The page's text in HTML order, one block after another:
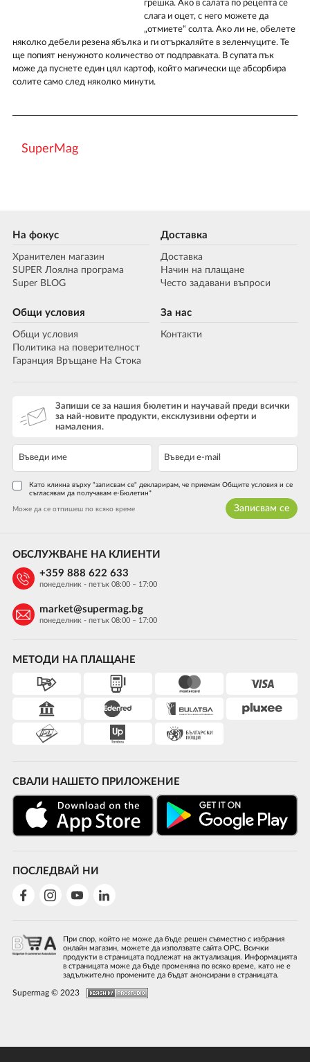
грешка. Ако в салата по рецепта се
слага и оцет, с него можете да
„отмиете“ солта. Ако ли не, обелете
няколко дебели резена ябълка и ги отъркаляйте в зеленчуците. Те
ще попият ненужното количество от подправката. В супата пък
може да пуснете един цял картоф, който магически ще абсорбира
солите само след няколко минути.
SuperMag
На фокус
Хранителен магазин
SUPER Лоялна програма
Super BLOG
Доставка
Доставка
Начин на плащане
Често задавани въпроси
Общи условия
Общи условия
Политика на поверителност
Гаранция Връщане На Стока
За нас
Контакти
Запиши се за нашия бюлетин и научавай преди всички
за най-новите продукти, ексклузивни оферти и
намаления.
Като кликна върху "записвам се" декларирам, че приемам Общите условия и се
съгласявам да получавам е-Бюлетин*
Може да се отпишеш по всяко време Записвам се
МЕТОДИ НА ПЛАЩАНЕ
СВАЛИ НАШЕТО ПРИЛОЖЕНИЕ
ПОСЛЕДВАЙ НИ
ОБСЛУЖВАНЕ НА КЛИЕНТИ
+359 888 622 633
понеделник - петък 08:00 – 17:00
market@supermag.bg
понеделник - петък 08:00 – 17:00
При спор, който не може да бъде решен съвместно с избрания
онлайн магазин, можете да използвате сайта ОРС. Всички
продукти в страницата подлежат на актуализация. Информацията
в страницата може да бъде променяна по всяко време, като не е
задължително промените да бъдат анонсирани в страницата.
Supermag © 2023